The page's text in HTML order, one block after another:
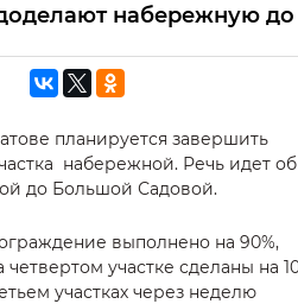
набережную
планируется завершить
набережной. Речь идет об
до Большой Садовой.
выполнено на 90%,
участке сделаны на
участках через неделю